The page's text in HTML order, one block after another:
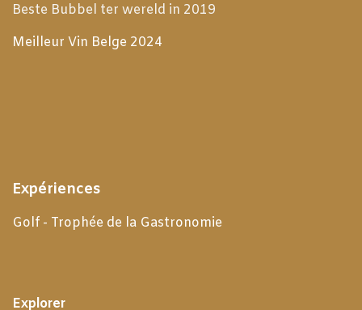
Beste Bubbel ter wereld in 2019
Meilleur Vin Belge 2024
Expériences
Golf - Trophée de la Gastronomie
Explorer